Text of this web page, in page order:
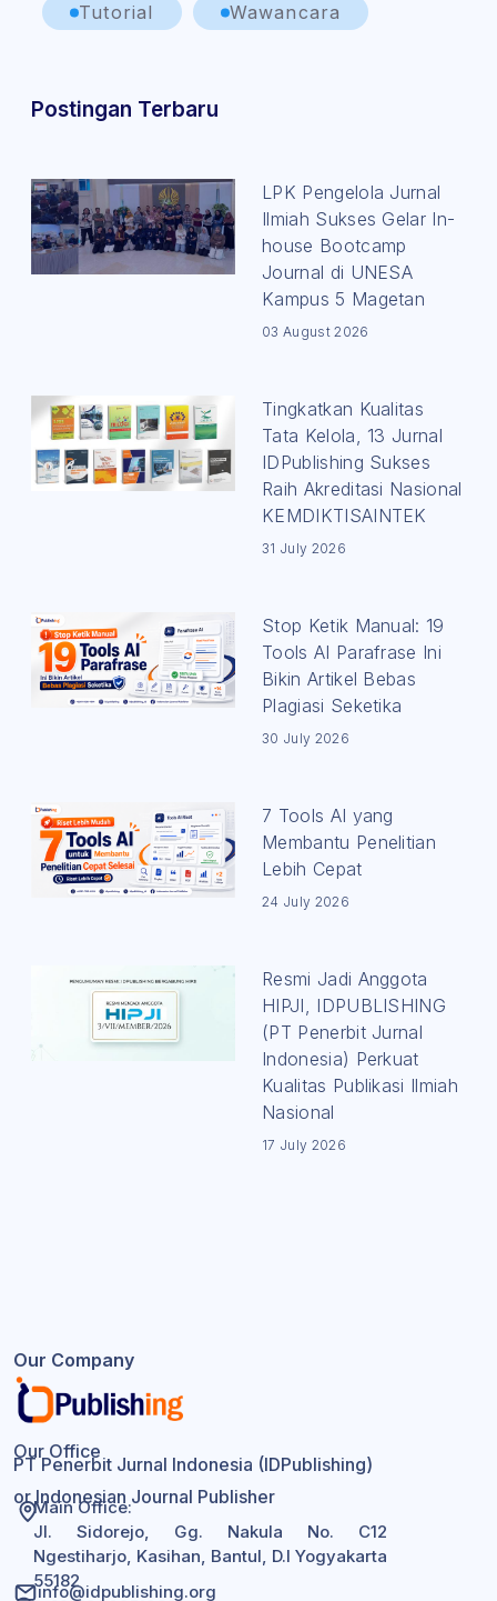
Tutorial Wawancara
Postingan Terbaru
LPK Pengelola Jurnal
Ilmiah Sukses Gelar In-
house Bootcamp
Journal di UNESA
Kampus 5 Magetan
03 August 2026
Tingkatkan Kualitas
Tata Kelola, 13 Jurnal
IDPublishing Sukses
Raih Akreditasi Nasional
KEMDIKTISAINTEK
31 July 2026
Stop Ketik Manual: 19
Tools AI Parafrase Ini
Bikin Artikel Bebas
Plagiasi Seketika
30 July 2026
7 Tools AI yang
Membantu Penelitian
Lebih Cepat
24 July 2026
Resmi Jadi Anggota
HIPJI, IDPUBLISHING
(PT Penerbit Jurnal
Indonesia) Perkuat
Kualitas Publikasi Ilmiah
Nasional
17 July 2026
Our Company
Our Office
PT Penerbit Jurnal Indonesia (IDPublishing)
or Indonesian Journal Publisher
Main Office:
Jl. Sidorejo, Gg. Nakula No. C12
Ngestiharjo, Kasihan, Bantul, D.I Yogyakarta
55182
info@idpublishing.org